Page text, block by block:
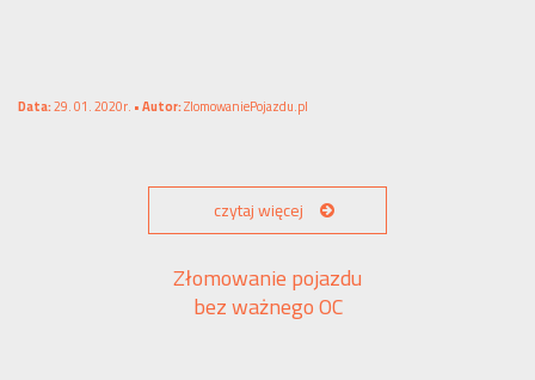
Data:29. 01. 2020r. •Autor:ZlomowaniePojazdu.pl
czytaj więcej
Złomowanie pojazdu
bez ważnego OC